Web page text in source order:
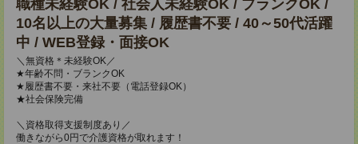
職種未経験OK / 社会人未経験OK / ブランクOK /
10名以上の大量募集 / 履歴書不要 / 40～50代活躍
中 / WEB登録・面接OK
＼無資格＊未経験OK／
★年齢不問・ブランクOK
★履歴書不要・来社不要（電話登録OK）
★社会保険完備
＼資格取得支援制度あり／
働きながら0円で介護資格が取れます！